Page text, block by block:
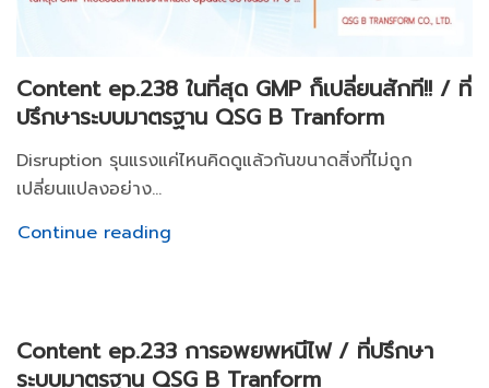
Content ep.238 ในที่สุด GMP ก็เปลี่ยนสักที!! / ที่
ปรึกษาระบบมาตรฐาน QSG B Tranform
Disruption รุนแรงแค่ไหนคิดดูแล้วกันขนาดสิ่งที่ไม่ถูก
เปลี่ยนแปลงอย่าง...
Continue reading
Content ep.233 การอพยพหนีไฟ / ที่ปรึกษา
ระบบมาตรฐาน QSG B Tranform